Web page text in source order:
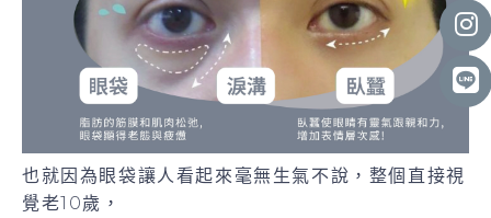
也就因為眼袋讓人看起來毫無生氣不說，整個直接視
覺老10歲，